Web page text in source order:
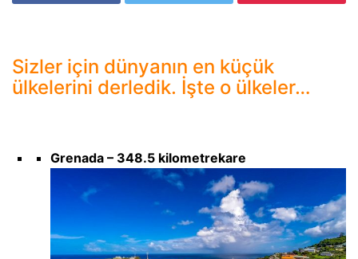
Sizler için dünyanın en küçük
ülkelerini derledik. İşte o ülkeler…
Grenada – 348.5 kilometrekare